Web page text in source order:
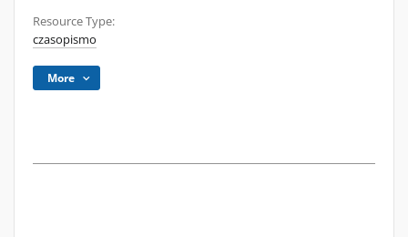
Resource Type:
czasopismo
More